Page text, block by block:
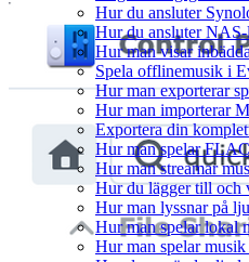
Hur du ansluter
Hur du ansluter
Hur man visar
Spela offlinemusik i
Hur man exporterar
Hur man importerar
Exportera din
Hur man spelar
Hur man streamar
Hur du lägger till och
Hur man lyssnar på
Hur man spelar lokal
Hur man spelar